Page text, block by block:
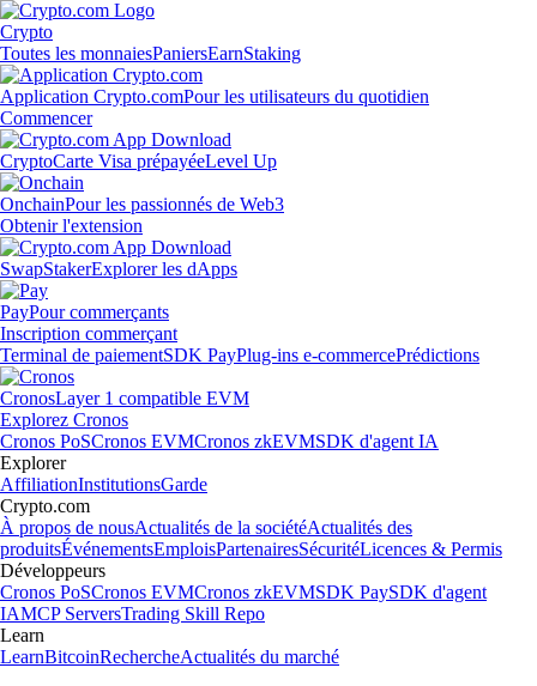
Crypto
Toutes les monnaiesPaniersEarnStaking
Application Crypto.comPour les utilisateurs du quotidien
Commencer
CryptoCarte Visa prépayéeLevel Up
OnchainPour les passionnés de Web3
Obtenir l'extension
SwapStakerExplorer les dApps
PayPour commerçants
Inscription commerçant
Terminal de paiementSDK PayPlug-ins e-commercePrédictions
CronosLayer 1 compatible EVM
Explorez Cronos
Cronos PoSCronos EVMCronos zkEVMSDK d'agent IA
Explorer
AffiliationInstitutionsGarde
Crypto.com
À propos de nousActualités de la sociétéActualités des
produitsÉvénementsEmploisPartenairesSécuritéLicences & Permis
Développeurs
Cronos PoSCronos EVMCronos zkEVMSDK PaySDK d'agent
IAMCP ServersTrading Skill Repo
Learn
LearnBitcoinRechercheActualités du marché